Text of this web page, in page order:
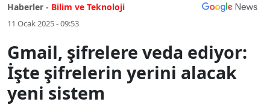
Haberler - Bilim ve Teknoloji
11 Ocak 2025 - 09:53
Gmail, şifrelere veda ediyor:
İşte şifrelerin yerini alacak
yeni sistem